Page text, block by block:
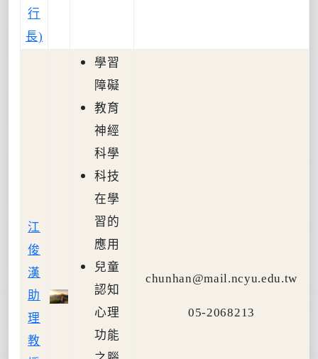
行
長)
江
俊
漢
助
理
教
學習
障礙
教育
神經
科學
科技
在學
習的
應用
兒童
認知
心理
功能
chunhan@mail.ncyu.edu.tw
05-2068213